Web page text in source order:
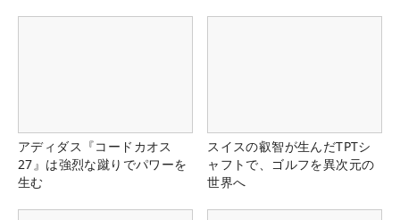
アディダス『コードカオス
27』は強烈な蹴りでパワーを
生む
スイスの叡智が生んだTPTシ
ャフトで、ゴルフを異次元の
世界へ